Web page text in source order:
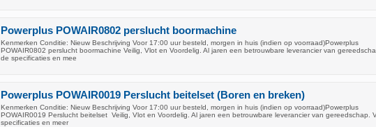
Powerplus POWAIR0802 perslucht boormachine
Kenmerken Conditie: Nieuw Beschrijving Voor 17:00 uur besteld, morgen in huis (indien op voorraad)Powerplus
POWAIR0802 perslucht boormachine Veilig, Vlot en Voordelig. Al jaren een betrouwbare leverancier van
de specificaties en mee
Powerplus POWAIR0019 Perslucht beitelset (Boren en breken)
Kenmerken Conditie: Nieuw Beschrijving Voor 17:00 uur besteld, morgen in huis (indien op voorraad)Powerplus
POWAIR0019 Perslucht beitelset Veilig, Vlot en Voordelig. Al jaren een betrouwbare leverancier van gereedschap.
specificaties en meer